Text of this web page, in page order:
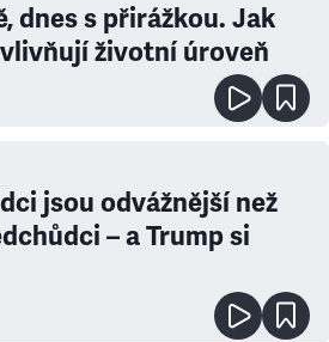
dnes s přirážkou. Jak
životní úroveň
jsou odvážnější než
– a Trump si